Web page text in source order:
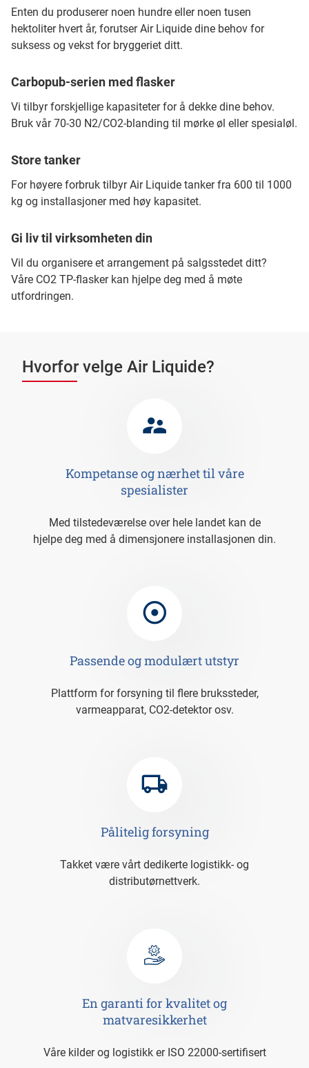
Enten du produserer noen hundre eller noen tusen
hektoliter hvert år, forutser Air Liquide dine behov for
suksess og vekst for bryggeriet ditt.
Carbopub-serien med flasker
Vi tilbyr forskjellige kapasiteter for å dekke dine behov.
Bruk vår 70-30 N2/CO2-blanding til mørke øl eller spesialøl.
Store tanker
For høyere forbruk tilbyr Air Liquide tanker fra 600 til 1000
kg og installasjoner med høy kapasitet.
Gi liv til virksomheten din
Vil du organisere et arrangement på salgsstedet ditt?
Våre CO2 TP-flasker kan hjelpe deg med å møte
utfordringen.
Hvorfor velge Air Liquide?
Kompetanse og nærhet til våre
spesialister
Med tilstedeværelse over hele landet kan de
hjelpe deg med å dimensjonere installasjonen din.
Passende og modulært utstyr
Plattform for forsyning til flere brukssteder,
varmeapparat, CO2-detektor osv.
Pålitelig forsyning
takket være vårt dedikerte logistikk- og
distributørnettverk.
En garanti for kvalitet og
matvaresikkerhet
våre kilder og logistikk er ISO 22000-sertifisert